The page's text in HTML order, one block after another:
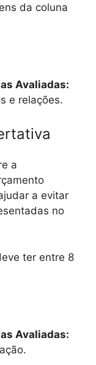
da coluna
Avaliadas:
e relações.
a
a evitar
no
ter entre 8
Avaliadas: